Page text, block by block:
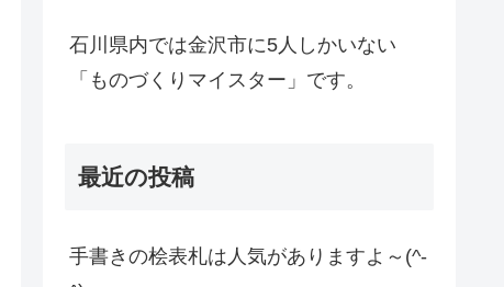
石川県内では金沢市に5人しかいない
「ものづくりマイスター」です。
最近の投稿
手書きの桧表札は人気がありますよ～(^-